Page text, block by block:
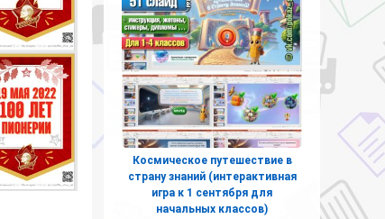
Космическое путешествие в
страну знаний (интерактивная
игра к 1 сентября для
начальных классов)